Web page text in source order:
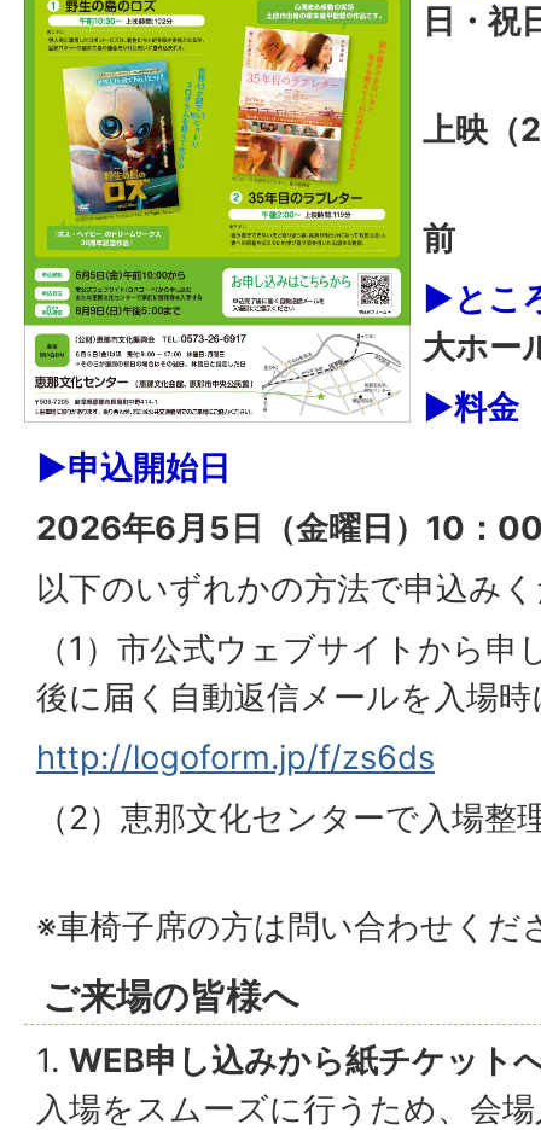
日・祝
上映（
前
▶とこ
大ホー
▶料金
▶申込開始日
2026年6月5日（金曜日）10：
以下のいずれかの方法で申込み
（1）市公式ウェブサイトから申
後に届く自動返信メールを入場
http://logoform.jp/f/zs6ds
（2）恵那文化センターで入場整
※車椅子席の方は問い合わせくだ
ご来場の皆様へ
1. WEB申し込みから紙チケット
入場をスムーズに行うため、会